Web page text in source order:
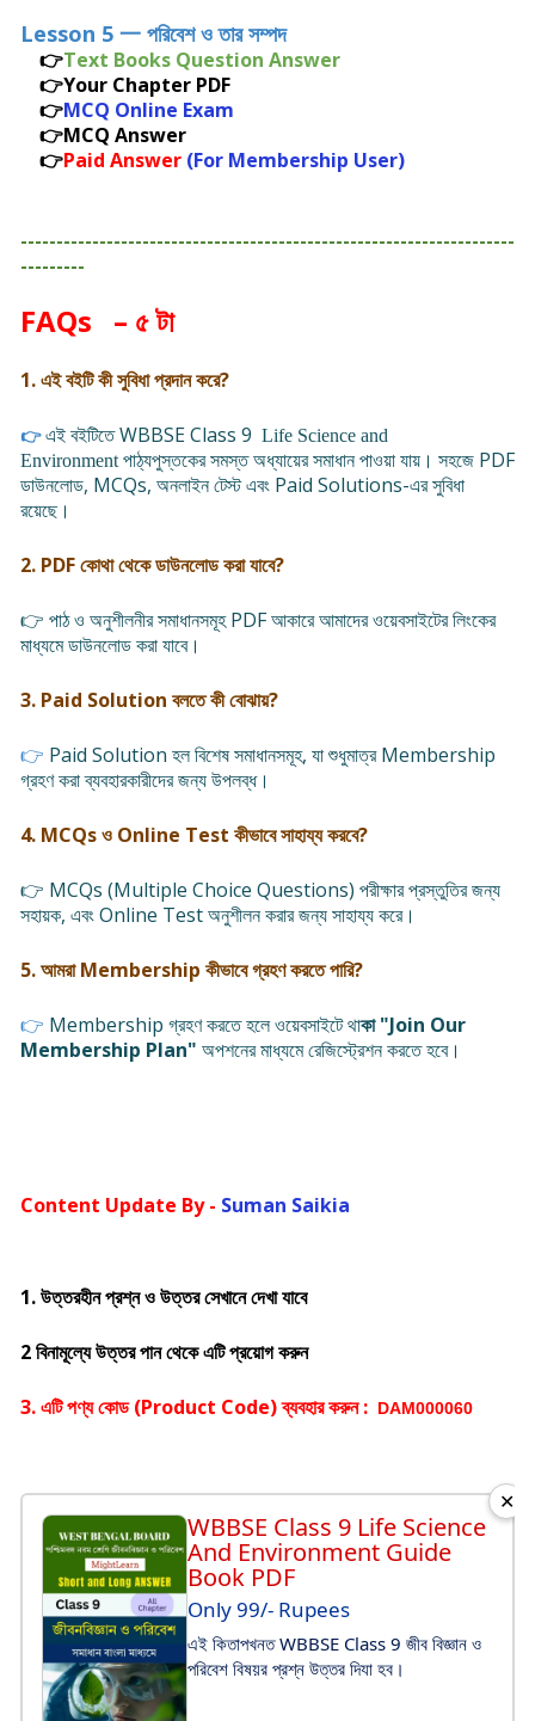
Lesson 5 一 পরিবেশ ও তার সম্পদ
👉Text Books Question Answer
👉Your Chapter PDF
👉MCQ Online Exam
👉MCQ Answer
👉Paid Answer (For Membership User)
---------------------------------------------------------------------
---------
FAQs – ৫ টা
1. এই বইটি কী সুবিধা প্রদান করে?
👉 এই বইটিতে WBBSE Class 9 Life Science and
Environment পাঠ্যপুস্তকের সমস্ত অধ্যায়ের সমাধান পাওয়া যায়। সহজে PDF
ডাউনলোড, MCQs, অনলাইন টেস্ট এবং Paid Solutions-এর সুবিধা
রয়েছে।
2. PDF কোথা থেকে ডাউনলোড করা যাবে?
👉 পাঠ ও অনুশীলনীর সমাধানসমূহ PDF আকারে আমাদের ওয়েবসাইটের লিংকের
মাধ্যমে ডাউনলোড করা যাবে।
3. Paid Solution বলতে কী বোঝায়?
👉 Paid Solution হল বিশেষ সমাধানসমূহ, যা শুধুমাত্র Membership
গ্রহণ করা ব্যবহারকারীদের জন্য উপলব্ধ।
4. MCQs ও Online Test কীভাবে সাহায্য করবে?
👉 MCQs (Multiple Choice Questions) পরীক্ষার প্রস্তুতির জন্য
সহায়ক, এবং Online Test অনুশীলন করার জন্য সাহায্য করে।
5. আমরা Membership কীভাবে গ্রহণ করতে পারি?
👉 Membership গ্রহণ করতে হলে ওয়েবসাইটে থাকা "Join Our
Membership Plan" অপশনের মাধ্যমে রেজিস্ট্রেশন করতে হবে।
Content Update By - Suman Saikia
1. উত্তরহীন প্রশ্ন ও উত্তর সেখানে দেখা যাবে
2 বিনামূল্যে উত্তর পান থেকে এটি প্রয়োগ করুন
3. এটি পণ্য কোড (Product Code) ব্যবহার করুন : DAM000060
WBBSE Class 9 Life Science
And Environment Guide
Book PDF
Only 99/- Rupees
এই কিতাপখনত WBBSE Class 9 জীব বিজ্ঞান ও
পরিবেশ বিষয়র প্রশ্ন উত্তর দিযা হব।
✕